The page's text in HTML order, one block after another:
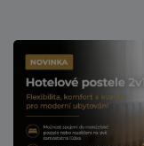
✅ Pohodlné
Skvělá volba do
– jen 399 Kč
kvalitní matraci za
trhu. Akce platí